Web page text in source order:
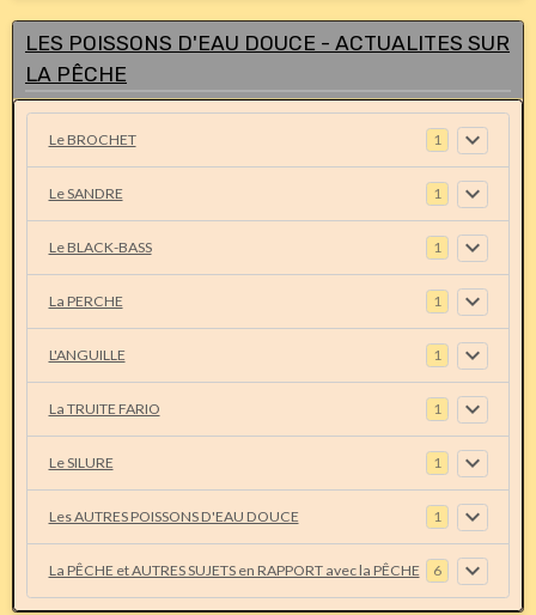
LES POISSONS D'EAU DOUCE - ACTUALITES SUR
LA PÊCHE
Le BROCHET 1
Le SANDRE 1
Le BLACK-BASS 1
La PERCHE 1
L'ANGUILLE 1
La TRUITE FARIO 1
Le SILURE 1
Les AUTRES POISSONS D'EAU DOUCE 1
La PÊCHE et AUTRES SUJETS en RAPPORT avec la PÊCHE 6